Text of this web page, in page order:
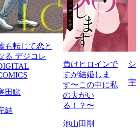
も転じて恋と
る デジコレ
田鰤
結
負けヒロインで
すが結婚しま
す〜この中に私
の夫がい
る！？〜
池山田剛
シ
宇